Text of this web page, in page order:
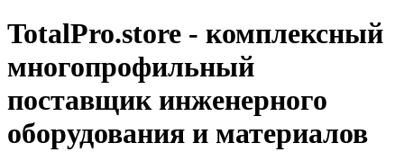
TotalPro.store - комплексный
многопрофильный
поставщик инженерного
оборудования и материалов